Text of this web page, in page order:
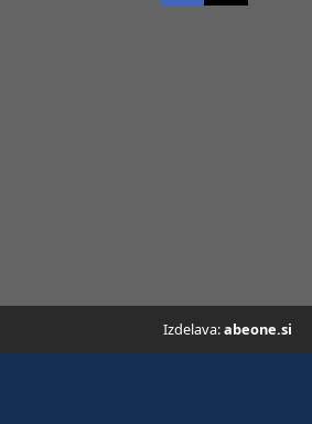
Izdelava:abeone.si